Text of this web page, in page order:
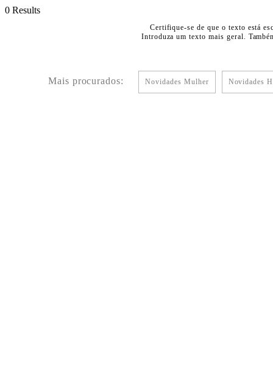
0 Results
Certifique-se de que o texto está
Introduza um texto mais geral.
Mais procurados: Novidades Mulher Novidades